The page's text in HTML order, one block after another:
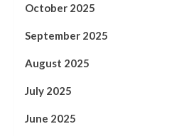
October 2025
September 2025
August 2025
July 2025
June 2025